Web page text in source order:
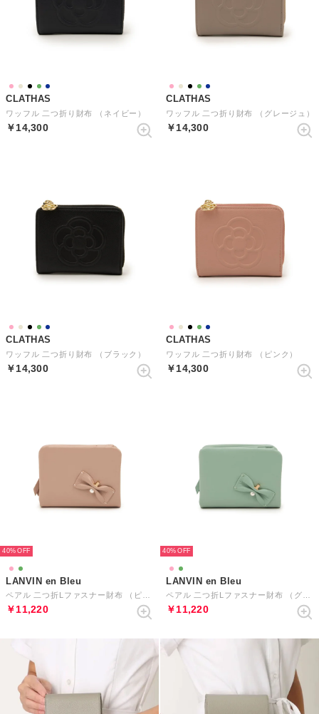
CLATHAS
ワッフル 二つ折り財布 （ネイビー）
￥14,300
CLATHAS
ワッフル 二つ折り財布 （グレージュ）
￥14,300
CLATHAS
ワッフル 二つ折り財布 （ブラック）
￥14,300
CLATHAS
ワッフル 二つ折り財布 （ピンク）
￥14,300
40%
LANVIN en Bleu
￥11,220
40%
LANVIN en Bleu
￥11,220